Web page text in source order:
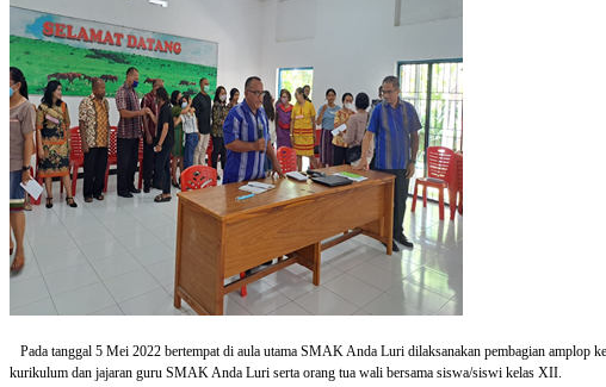
Pada tanggal 5 Mei 2022 bertempat di aula utama SMAK Anda Luri dilaksanakan pembagian amplop
kurikulum dan jajaran guru SMAK Anda Luri serta orang tua wali bersama siswa/siswi kelas XII.